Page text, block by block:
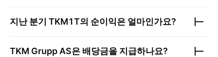
지난 분기 TKM1T의 순이익은 얼마인가요?
TKM Grupp AS은 배당금을 지급하나요?